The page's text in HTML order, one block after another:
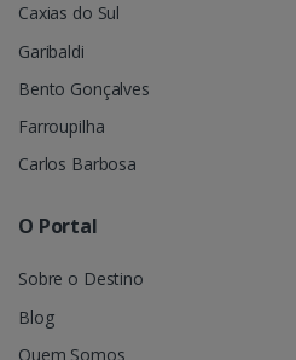
Caxias do Sul
Garibaldi
Bento Gonçalves
Farroupilha
Carlos Barbosa
O Portal
Sobre o Destino
Blog
Quem Somos